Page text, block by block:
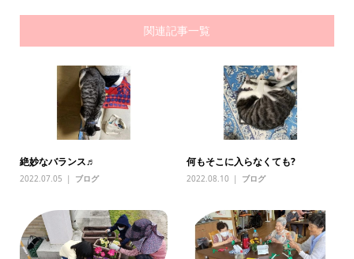
関連記事一覧
絶妙なバランス♬
2022.07.05 ブログ
何もそこに入らなくても?
2022.08.10 ブログ